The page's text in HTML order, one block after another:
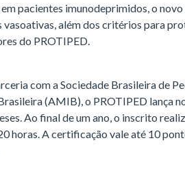
pacientes imunodeprimidos, o
além dos critérios para
do PROTIPED.
com a Sociedade Brasileira de
(AMIB), o PROTIPED lança
Ao final de um ano, o inscrito
horas. A certificação vale até 10